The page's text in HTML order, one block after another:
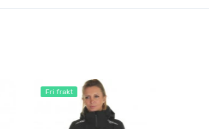
Fri frakt